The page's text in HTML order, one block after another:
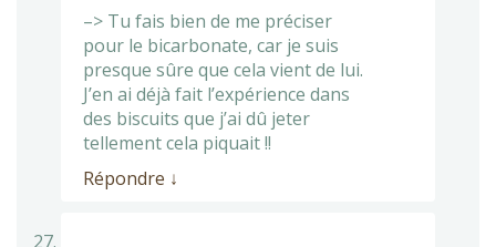
–> Tu fais bien de me préciser
pour le bicarbonate, car je suis
presque sûre que cela vient de lui.
J’en ai déjà fait l’expérience dans
des biscuits que j’ai dû jeter
tellement cela piquait !!
Répondre ↓